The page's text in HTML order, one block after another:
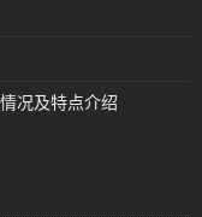
况及特点介绍